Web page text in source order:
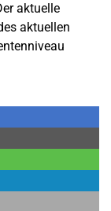
aktuelle
aktuellen